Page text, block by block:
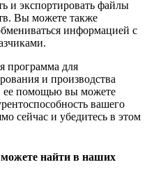
и экспортировать файлы
Вы можете также
информацией с
программа для
и производства
ее помощью вы можете
вашего
сейчас и убедитесь в этом
найти в наших